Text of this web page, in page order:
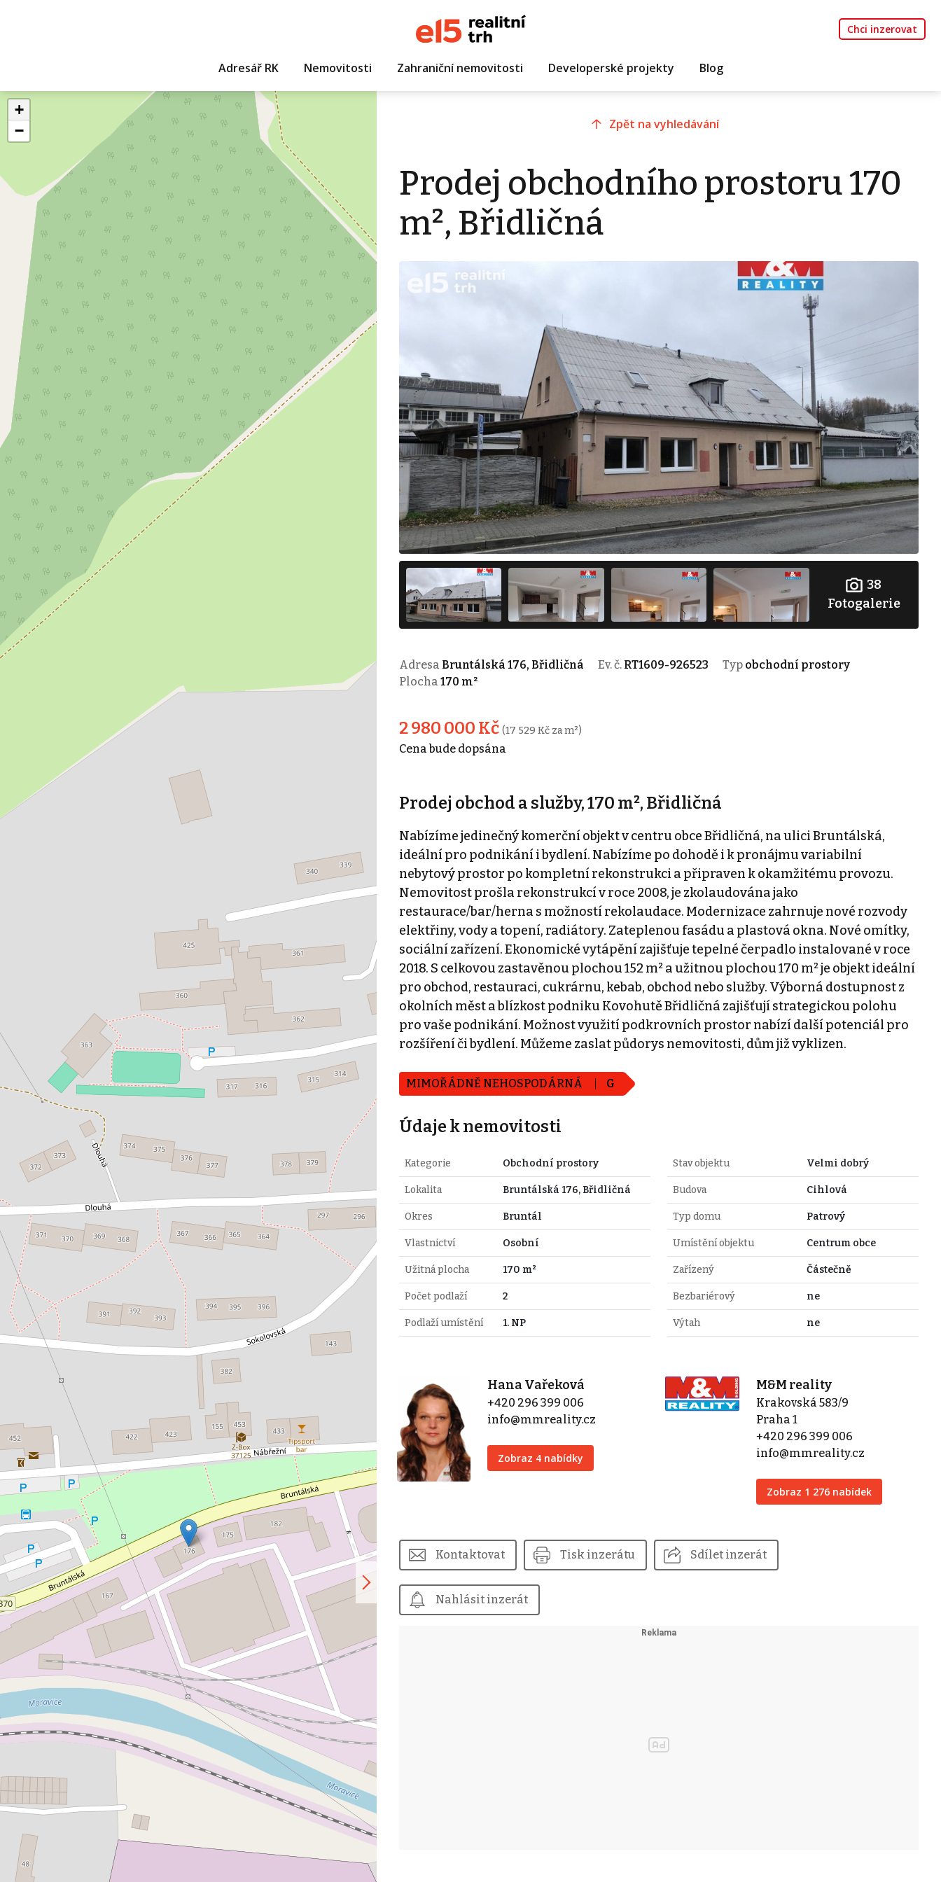
Chci inzerovat
Adresář RK Nemovitosti Zahraniční nemovitosti Developerské projekty Blog
+
−
Zpět na vyhledávání
Prodej obchodního prostoru 170
m², Břidličná
38
Fotogalerie
Adresa Bruntálská 176, Břidličná Ev. č. RT1609-926523 Typ obchodní prostory
Plocha 170 m²
2 980 000 Kč (17 529 Kč za m²)
Cena bude dopsána
Prodej obchod a služby, 170 m², Břidličná
Nabízíme jedinečný komerční objekt v centru obce Břidličná, na ulici Bruntálská,
ideální pro podnikání i bydlení. Nabízíme po dohodě i k pronájmu variabilní
nebytový prostor po kompletní rekonstrukci a připraven k okamžitému provozu.
Nemovitost prošla rekonstrukcí v roce 2008, je zkolaudována jako
restaurace/bar/herna s možností rekolaudace. Modernizace zahrnuje nové rozvody
elektřiny, vody a topení, radiátory. Zateplenou fasádu a plastová okna. Nové omítky,
sociální zařízení. Ekonomické vytápění zajišťuje tepelné čerpadlo instalované v roce
2018. S celkovou zastavěnou plochou 152 m² a užitnou plochou 170 m² je objekt ideální
pro obchod, restauraci, cukrárnu, kebab, obchod nebo služby. Výborná dostupnost z
okolních měst a blízkost podniku Kovohutě Břidličná zajišťují strategickou polohu
pro vaše podnikání. Možnost využití podkrovních prostor nabízí další potenciál pro
rozšíření či bydlení. Můžeme zaslat půdorys nemovitosti, dům již vyklizen.
MIMOŘÁDNĚ NEHOSPODÁRNÁ G
Údaje k nemovitosti
Kategorie Obchodní prostory
Lokalita Bruntálská 176, Břidličná
Okres Bruntál
Vlastnictví Osobní
Užitná plocha 170 m²
Počet podlaží 2
Podlaží umístění 1. NP
Stav objektu Velmi dobrý
Budova Cihlová
Typ domu Patrový
Umístění objektu Centrum obce
Zařízený Částečně
Bezbariérový ne
Výtah ne
Hana Vařeková
+420 296 399 006
info@mmreality.cz
Zobraz 4 nabídky
M&M reality
Krakovská 583/9
Praha 1
+420 296 399 006
info@mmreality.cz
Zobraz 1 276 nabídek
Kontaktovat Tisk inzerátu Sdílet inzerát
Nahlásit inzerát